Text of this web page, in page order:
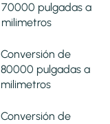
70000 pulgadas a
milimetros
Conversión de
80000 pulgadas a
milimetros
Conversión de